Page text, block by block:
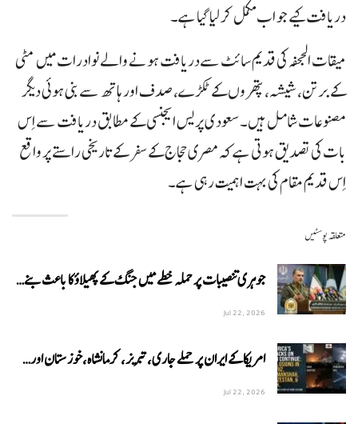
دریافت کیے جو اب مکمل کر لیا گیا ہے۔
میقات الجحفہ کی قدیم سائٹ سےدریافت ہونے والے نوادرات میں مٹی
کے برتن، شیشہ، پتھروں کے ٹکڑے، صدف اور ہاتھ سے بنی ہوئی دیگر
مصنوعات شامل ہیں۔سعودی پریس ایجنسی کے مطابق دریافت سے اِس
بات کی تصدیق ہوتی ہے کہ مصری حجاج کے سفر کے تاریخی راستے پر واقع
اِس قدیم مقام کی بہت اہمیت رہی ہے۔
متعلقہ پوسٹیں
جوہری تنصیبات پر حملہ خطے میں جنگ کے پھیلاؤ کا باعث بنے…
Jul 22, 2026
امریکا کے ایران پر حملے جاری،تبریز، کرمانشاہ،خوزستان اور…
Jul 22, 2026